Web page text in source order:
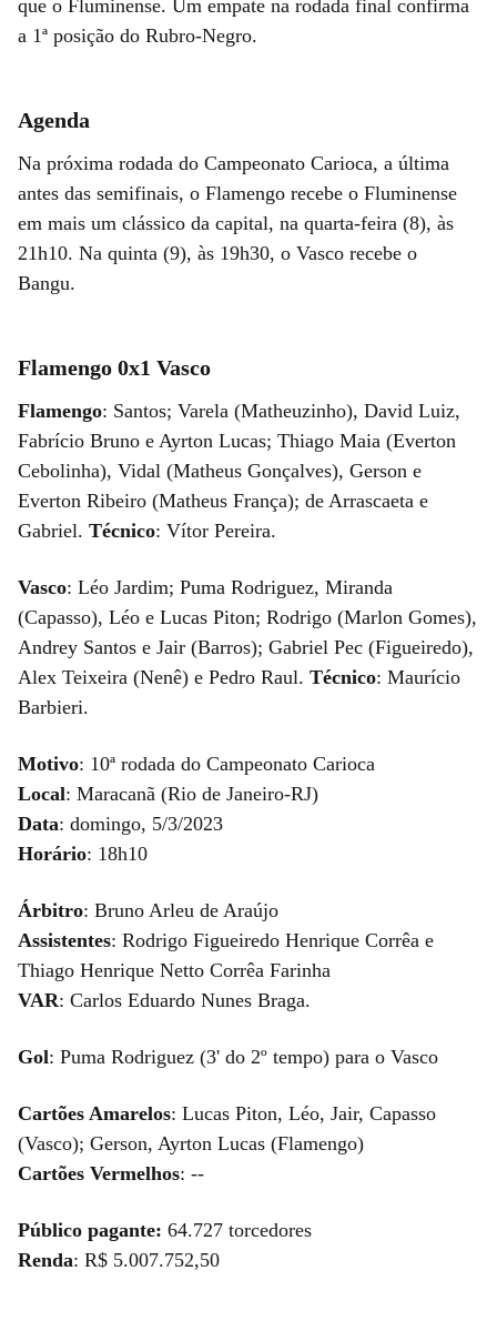
que o Fluminense. Um empate na rodada final confirma
a 1ª posição do Rubro-Negro.
Agenda
Na próxima rodada do Campeonato Carioca, a última
antes das semifinais, o Flamengo recebe o Fluminense
em mais um clássico da capital, na quarta-feira (8), às
21h10. Na quinta (9), às 19h30, o Vasco recebe o
Bangu.
Flamengo 0x1 Vasco
Flamengo: Santos; Varela (Matheuzinho), David Luiz,
Fabrício Bruno e Ayrton Lucas; Thiago Maia (Everton
Cebolinha), Vidal (Matheus Gonçalves), Gerson e
Everton Ribeiro (Matheus França); de Arrascaeta e
Gabriel. Técnico: Vítor Pereira.
Vasco: Léo Jardim; Puma Rodriguez, Miranda
(Capasso), Léo e Lucas Piton; Rodrigo (Marlon Gomes),
Andrey Santos e Jair (Barros); Gabriel Pec (Figueiredo),
Alex Teixeira (Nenê) e Pedro Raul. Técnico: Maurício
Barbieri.
Motivo: 10ª rodada do Campeonato Carioca
Local: Maracanã (Rio de Janeiro-RJ)
Data: domingo, 5/3/2023
Horário: 18h10
Árbitro: Bruno Arleu de Araújo
Assistentes: Rodrigo Figueiredo Henrique Corrêa e
Thiago Henrique Netto Corrêa Farinha
VAR: Carlos Eduardo Nunes Braga.
Gol: Puma Rodriguez (3' do 2º tempo) para o Vasco
Cartões Amarelos: Lucas Piton, Léo, Jair, Capasso
(Vasco); Gerson, Ayrton Lucas (Flamengo)
Cartões Vermelhos: --
Público pagante: 64.727 torcedores
Renda: R$ 5.007.752,50